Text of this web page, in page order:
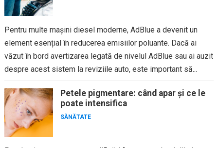
Pentru multe mașini diesel moderne, AdBlue a devenit un
element esențial în reducerea emisiilor poluante. Dacă ai
văzut în bord avertizarea legată de nivelul AdBlue sau ai auzit
despre acest sistem la reviziile auto, este important să...
Petele pigmentare: când apar și ce le
poate intensifica
SĂNĂTATE